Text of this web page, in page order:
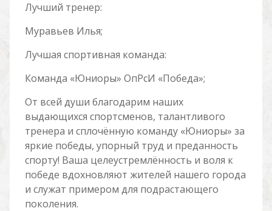
Лучший тренер:
Муравьев Илья;
Лучшая спортивная команда:
Команда «Юниоры» ОпРсИ «Победа»;
От всей души благодарим наших
выдающихся спортсменов, талантливого
тренера и сплочённую команду «Юниоры» за
яркие победы, упорный труд и преданность
спорту! Ваша целеустремлённость и воля к
победе вдохновляют жителей нашего города
и служат примером для подрастающего
поколения.